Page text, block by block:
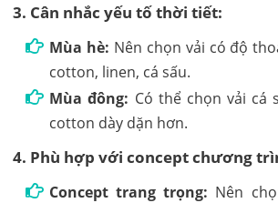
3. Cân nhắc yếu tố thời tiết:
Mùa hè: Nên chọn vải có độ
cotton, linen, cá sấu.
Mùa đông: Có thể chọn vải cá
cotton dày dặn hơn.
4. Phù hợp với concept chương
Concept trang trọng: Nên